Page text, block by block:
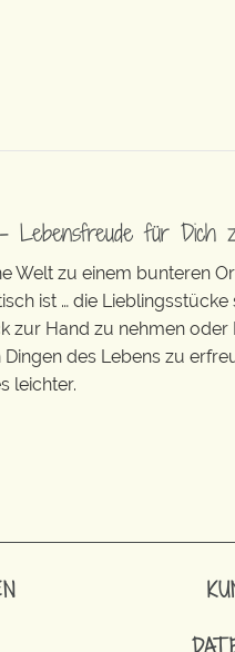
Lebensfreude für Dich
Welt zu einem bunteren
ist … die Lieblingsstücke
zur Hand zu nehmen
des Lebens zu
leichter.